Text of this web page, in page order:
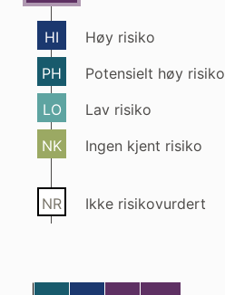
HI
Høy risiko
PH
Potensielt høy risiko
LO
Lav risiko
NK
Ingen kjent risiko
NR Ikke risikovurdert